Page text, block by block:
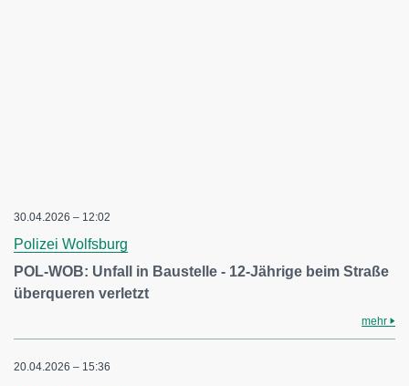
30.04.2026 – 12:02
Polizei Wolfsburg
POL-WOB: Unfall in Baustelle - 12-Jährige beim Straße
überqueren verletzt
mehr
20.04.2026 – 15:36